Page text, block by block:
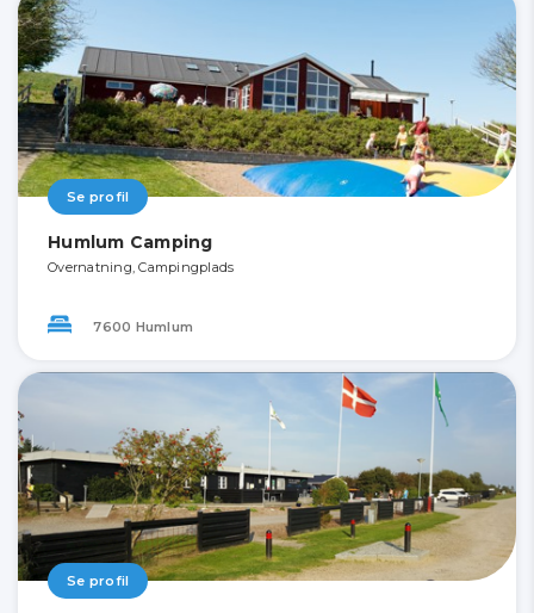
Se profil
Humlum Camping
Overnatning, Campingplads
7600 Humlum
Se profil